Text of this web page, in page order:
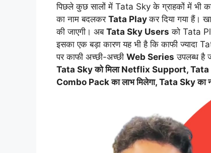
पिछले कुछ सालों में Tata Sky के ग्राहकों में भी
का नाम बदलकर Tata Playकर दिया गया हैं।
की जाएगी। अब Tata Sky Users को Tata
इसका एक बड़ा कारण यह भी है कि काफी ज्यादा
पर काफी अच्छी-अच्छी Web Series उपलब्ध है
Tata Sky को मिला Netflix Support, Tata
Combo Pack का लाभ मिलेगा, Tata Sky का